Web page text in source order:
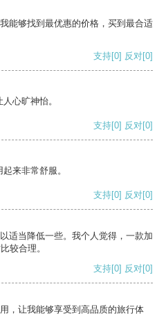
能够找到最优惠的价格，买到最合适
支持[0] 反对[0]
心旷神怡。
支持[0] 反对[0]
来非常舒服。
支持[0] 反对[0]
适当降低一些。我个人觉得，一款加
较合理。
支持[0] 反对[0]
，让我能够享受到高品质的旅行体